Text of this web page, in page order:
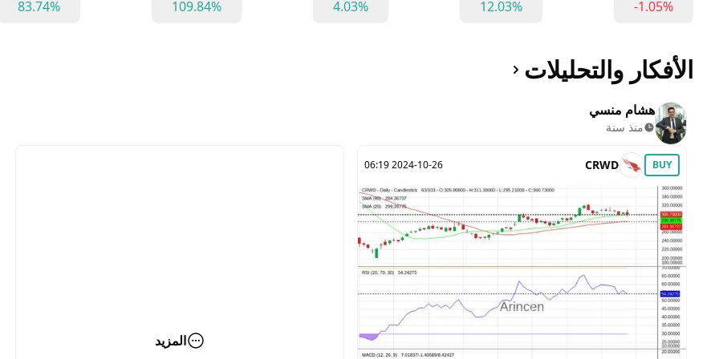
-1.05%
12.03%
4.03%
109.84%
83.74%
الأفكار والتحليلات
هشام منسي
منذ سنة
BUY
CRWD
2024-10-26 06:19
المزيد